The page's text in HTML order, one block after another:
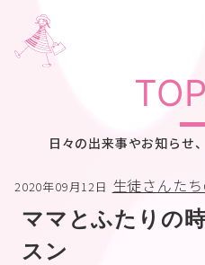
日々の出来事やお知らせ
2020年09月12日 生徒さんた
ママとふたりの
スン